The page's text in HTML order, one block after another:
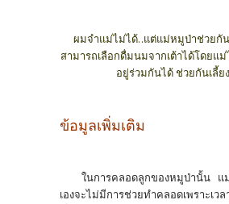
ผมจำแม่ไม่ได้..แต่แม่หมูป่าช่วยกัน
สามารถเลือกดื่มนมจากเต้าได้โดยแ
อยู่ร่วมกันได้ ช่วยกันเลี้ย
ข้อมูลเพิ่มเติม
ในการคลอดลูกของหมูป่านั้น แ
เองจะไม่มีการช่วยทำคลอดเพราะเว